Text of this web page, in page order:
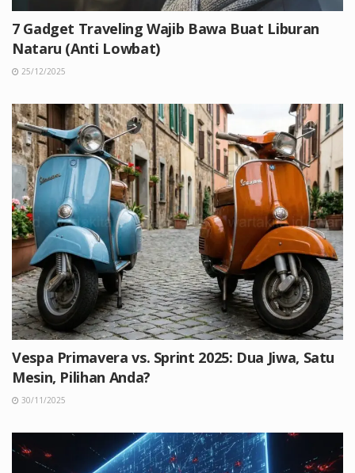
7 Gadget Traveling Wajib Bawa Buat Liburan
Nataru (Anti Lowbat)
25/12/2025
Vespa Primavera vs. Sprint 2025: Dua Jiwa, Satu
Mesin, Pilihan Anda?
30/11/2025